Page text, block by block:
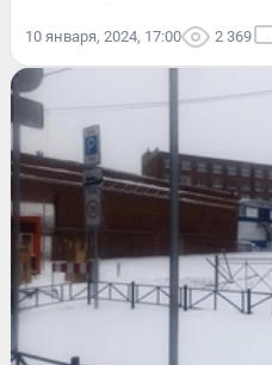
10 января, 2024, 17:00 2 369